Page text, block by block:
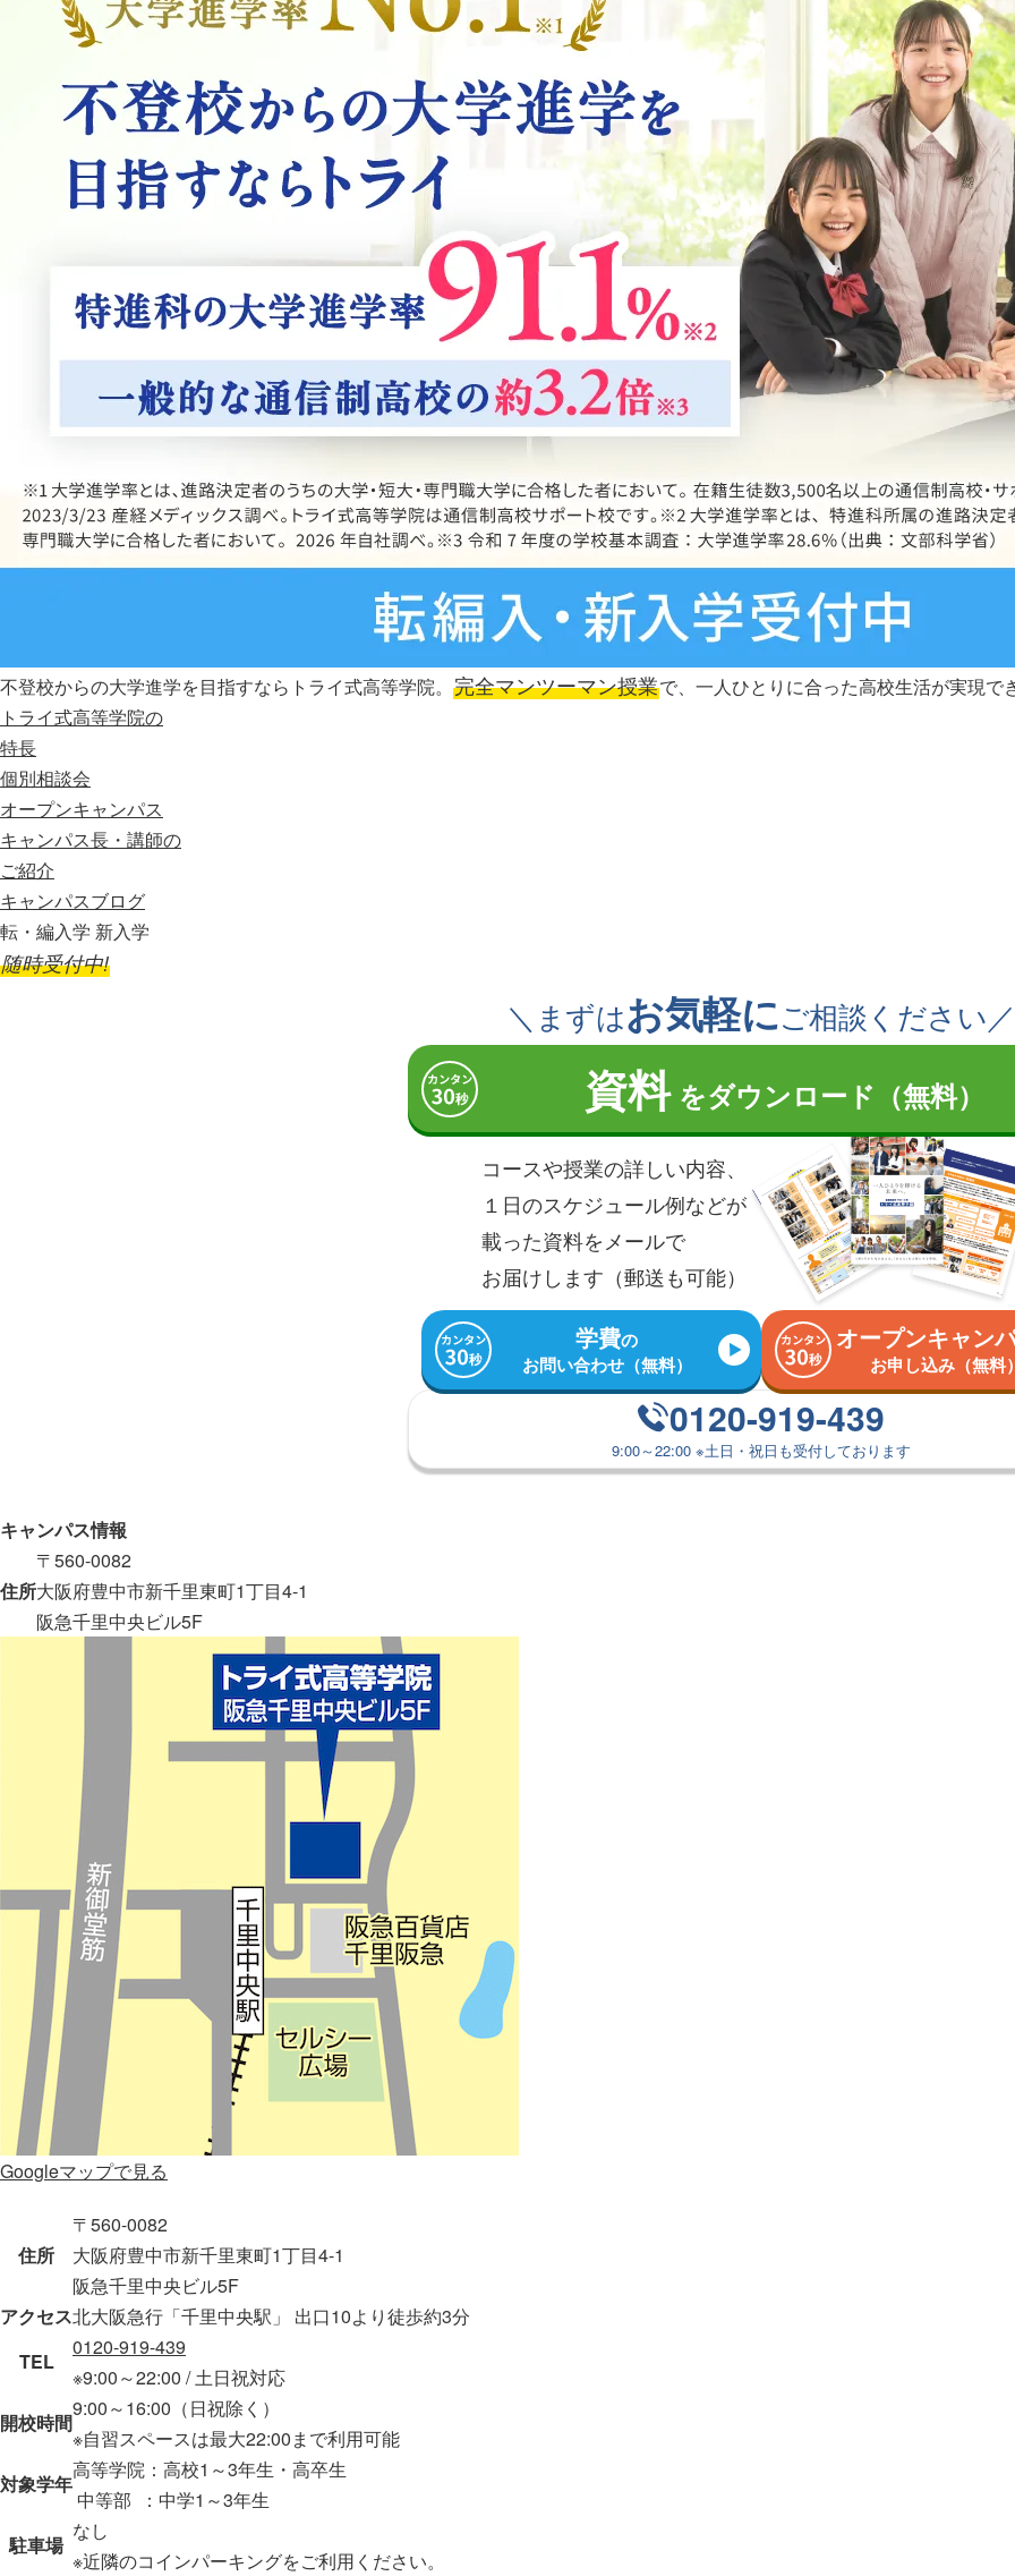
不登校からの大学進学を目指すならトライ式高等学院。 完全マンツーマン授業で、一人ひとりに合った高校生活が実現で
トライ式高等学院の
特長
個別相談会
オープンキャンパス
キャンパス長・講師の
ご紹介
キャンパスブログ
転・編入学 新入学
随時受付中!
＼まずはお気軽にご相談ください／
資料をダウンロード（無料）
コースや授業の詳しい内容、
１日のスケジュール例などが
載った資料を メールで
お届けします（郵送も可能）
学費の
お問い合わせ（無料）
オープンキャン
お申し込み（無料
0120-919-439
9:00～22:00 ※土日・祝日も受付しております
キャンパス情報
住所
〒560-0082
大阪府豊中市新千里東町1丁目4-1
阪急千里中央ビル5F
Googleマップで見る
住所
〒560-0082
大阪府豊中市新千里東町1丁目4-1
阪急千里中央ビル5F
アクセス北大阪急行「千里中央駅」 出口10より徒歩約3分
TEL
0120-919-439
※9:00～22:00 / 土日祝対応
開校時間
9:00～16:00（日祝除く）
※自習スペースは最大22:00まで利用可能
対象学年
高等学院：高校1～3年生・高卒生
中等部 ：中学1～3年生
駐車場
なし
※近隣のコインパーキングをご利用ください。